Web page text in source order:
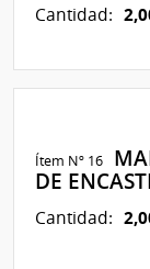
Cantidad:
Ítem Nº 16
DE
Cantidad: